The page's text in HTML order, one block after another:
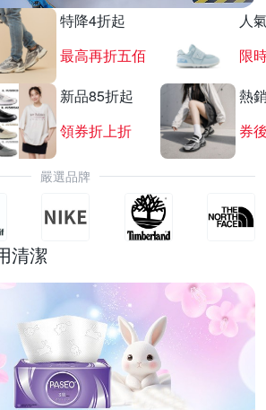
特降4折起
最高再折五佰
人
限
新品85折起
領券折上折
熱
券
嚴選品牌
清潔